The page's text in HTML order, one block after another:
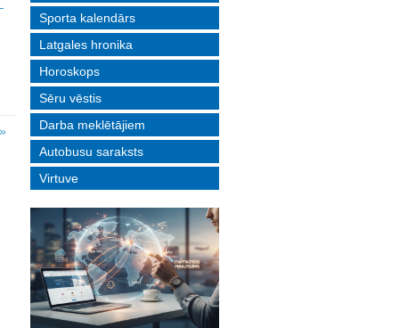
»
Sporta kalendārs
Latgales hronika
Horoskops
Sēru vēstis
Darba meklētājiem
Autobusu saraksts
Virtuve